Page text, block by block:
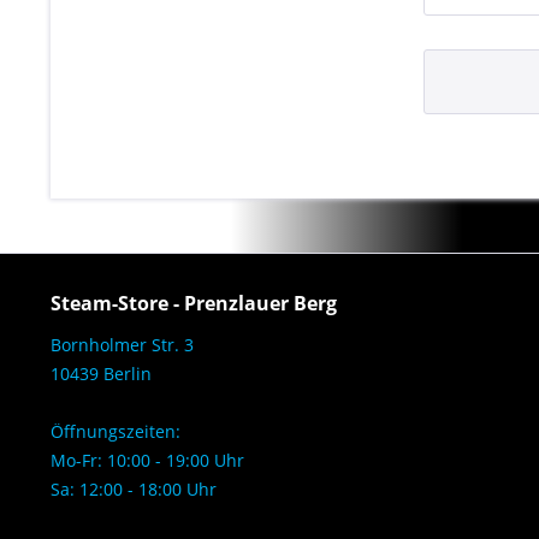
Steam-Store - Prenzlauer Berg
Bornholmer Str. 3
10439 Berlin
Öffnungszeiten:
Mo-Fr: 10:00 - 19:00 Uhr
Sa: 12:00 - 18:00 Uhr